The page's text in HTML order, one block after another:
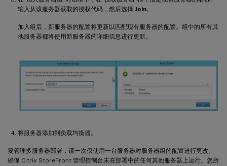
输入从该服务器获取的授权代码，然后选择 Join。
加入组后，新服务器的配置将更新以匹配现有服务器的配置。组中的所有其
他服务器都将使用新服务器的详细信息进行更新。
将服务器添加到负载均衡器。
要管理多服务器部署，请一次仅使用一台服务器对服务器组的配置进行更改。
确保 Citrix StoreFront 管理控制台未在部署中的任何其他服务器上运行。您所